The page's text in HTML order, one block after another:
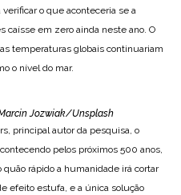
o que aconteceria se a
caísse em zero ainda neste ano. O
temperaturas globais continuariam
o nível do mar.
Jozwiak/Unsplash
principal autor da pesquisa, o
pelos próximos 500 anos,
rápido a humanidade irá cortar
efeito estufa, e a única solução